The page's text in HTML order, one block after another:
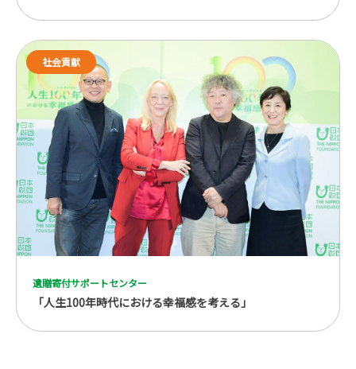
遺贈寄付サポートセンター
「人生100年時代における幸福感を考える」
社会貢献